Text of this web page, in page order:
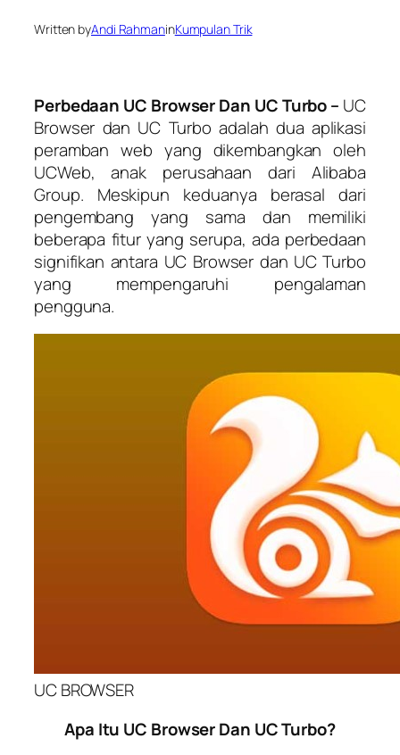
Written byAndi RahmaninKumpulan Trik
Perbedaan UC Browser Dan UC Turbo – UC
Browser dan UC Turbo adalah dua aplikasi
peramban web yang dikembangkan oleh
UCWeb, anak perusahaan dari Alibaba
Group. Meskipun keduanya berasal dari
pengembang yang sama dan memiliki
beberapa fitur yang serupa, ada perbedaan
signifikan antara UC Browser dan UC Turbo
yang mempengaruhi pengalaman
pengguna.
UC BROWSER
Apa Itu UC Browser Dan UC Turbo?